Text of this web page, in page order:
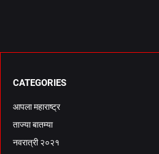
CATEGORIES
आपला महाराष्ट्र
ताज्या बातम्या
नवरात्री २०२१